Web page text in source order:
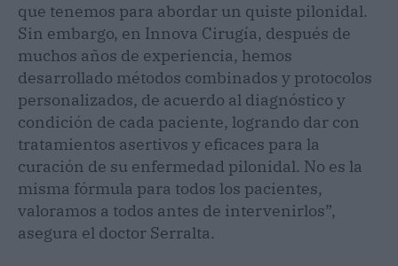
que tenemos para abordar un quiste pilonidal.
Sin embargo, en Innova Cirugía, después de
muchos años de experiencia, hemos
desarrollado métodos combinados y protocolos
personalizados, de acuerdo al diagnóstico y
condición de cada paciente, logrando dar con
tratamientos asertivos y eficaces para la
curación de su enfermedad pilonidal. No es la
misma fórmula para todos los pacientes,
valoramos a todos antes de intervenirlos”,
asegura el doctor Serralta.